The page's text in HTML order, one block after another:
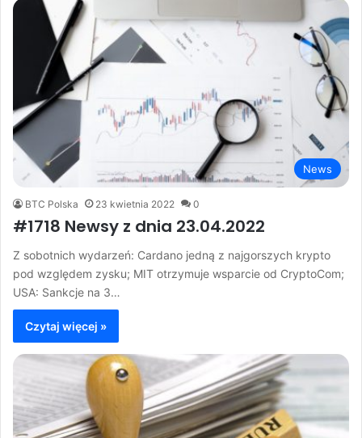
News
BTC Polska 23 kwietnia 2022 0
#1718 Newsy z dnia 23.04.2022
Z sobotnich wydarzeń: Cardano jedną z najgorszych krypto
pod względem zysku; MIT otrzymuje wsparcie od CryptoCom;
USA: Sankcje na 3…
Czytaj więcej »